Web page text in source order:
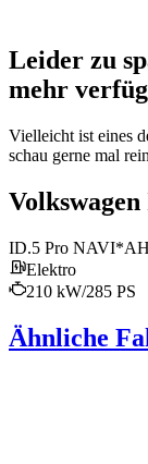
Leider zu
mehr
Vielleicht ist eines
schau gerne mal
ID.5 Pro
Elektro
210 kW/285 PS
Ähnliche